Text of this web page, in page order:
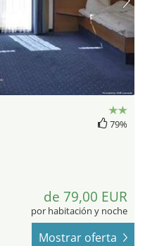
79%
de 79,00 EUR
por habitación y noche
Mostrar oferta